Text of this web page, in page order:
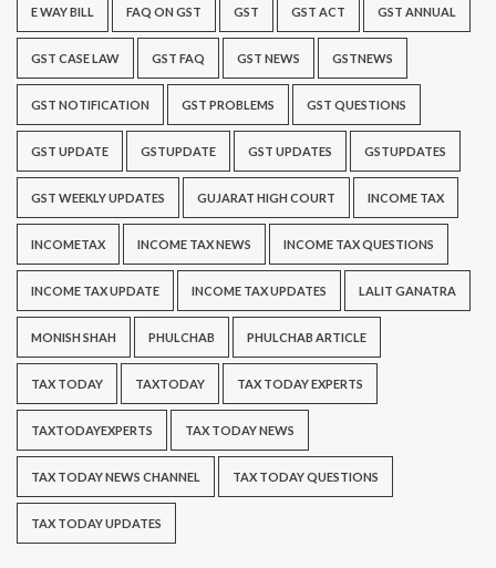
E WAY BILL FAQ ON GST GST GST ACT GST ANNUAL
GST CASE LAW GST FAQ GST NEWS GSTNEWS
GST NOTIFICATION GST PROBLEMS GST QUESTIONS
GST UPDATE GSTUPDATE GST UPDATES GSTUPDATES
GST WEEKLY UPDATES GUJARAT HIGH COURT INCOME TAX
INCOMETAX INCOME TAX NEWS INCOME TAX QUESTIONS
INCOME TAX UPDATE INCOME TAX UPDATES LALIT GANATRA
MONISH SHAH PHULCHAB PHULCHAB ARTICLE
TAX TODAY TAXTODAY TAX TODAY EXPERTS
TAXTODAYEXPERTS TAX TODAY NEWS
TAX TODAY NEWS CHANNEL TAX TODAY QUESTIONS
TAX TODAY UPDATES